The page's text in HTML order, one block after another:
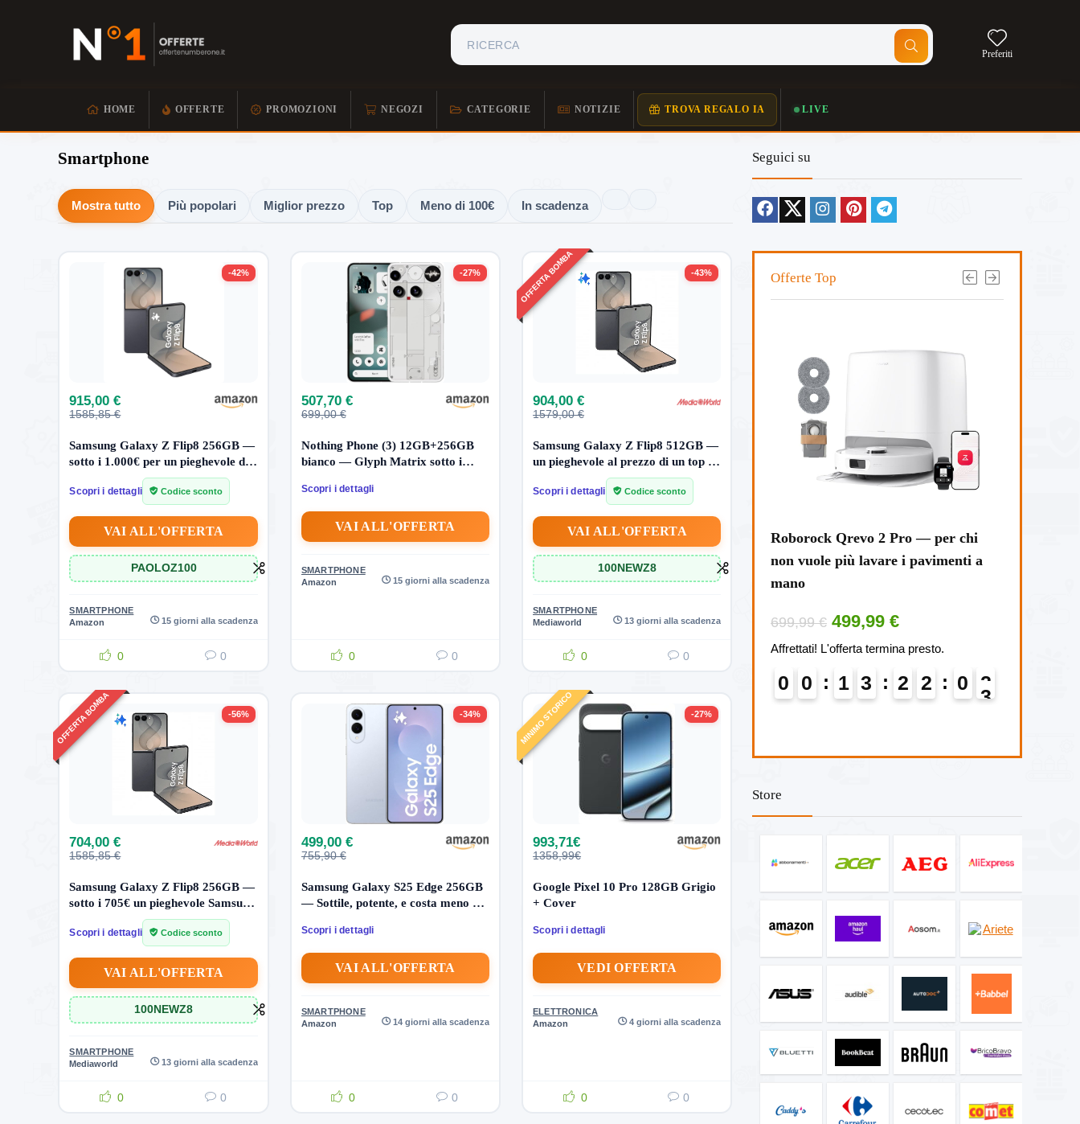
Preferiti
HOME OFFERTE PROMOZIONI NEGOZI CATEGORIE NOTIZIE TROVA REGALO IA LIVE
Smartphone
Mostra tutto Più popolari Miglior prezzo Top Meno di 100€ In scadenza
-42%
915,00 €
1585,85 €
Samsung Galaxy Z Flip8 256GB —
sotto i 1.000€ per un pieghevole di
Scopri i dettagli Codice sconto
VAI ALL'OFFERTA
PAOLOZ100
SMARTPHONE
Amazon
15 giorni alla scadenza
0 0
-27%
507,70 €
699,00 €
Nothing Phone (3) 12GB+256GB
bianco — Glyph Matrix sotto i
Scopri i dettagli
VAI ALL'OFFERTA
SMARTPHONE
Amazon
15 giorni alla scadenza
0 0
OFFERTA BOMBA -43%
904,00 €
1579,00 €
Samsung Galaxy Z Flip8 512GB —
un pieghevole al prezzo di un top di
gamma normale
Scopri i dettagli Codice sconto
VAI ALL'OFFERTA
100NEWZ8
SMARTPHONE
Mediaworld
13 giorni alla scadenza
0 0
OFFERTA BOMBA -56%
704,00 €
1585,85 €
Samsung Galaxy Z Flip8 256GB —
sotto i 705€ un pieghevole Samsung
Scopri i dettagli Codice sconto
VAI ALL'OFFERTA
100NEWZ8
SMARTPHONE
Mediaworld
13 giorni alla scadenza
0 0
-34%
499,00 €
755,90 €
Samsung Galaxy S25 Edge 256GB
— Sottile, potente, e costa meno del
Scopri i dettagli
VAI ALL'OFFERTA
SMARTPHONE
Amazon
14 giorni alla scadenza
0 0
MINIMO STORICO -27%
993,71€
1358,99€
Google Pixel 10 Pro 128GB Grigio
+ Cover
Scopri i dettagli
VEDI OFFERTA
ELETTRONICA
Amazon
4 giorni alla scadenza
0 0
Seguici su
Offerte Top
Samsung QE55S95HATXZT OLED
4K — pannello Glare Free anche in
salotto luminoso
2299,00 € 1451,00 €
Affrettati! L'offerta termina presto.
Samsung Mini LED 55″
retroilluminazione a zone per neri
599,00 €
0 1 3 2 2
E-bike 26″ 250W — 64 km con una
carica, senza patente
Affrettati! L'offerta termina presto.
0 2 2
Roborock Qrevo 2 Pro — per chi
non vuole più lavare i pavimenti a
mano
699,99 € 499,99 €
Affrettati! L'offerta termina presto.
0 0 1 3 2 2 0 2
Store